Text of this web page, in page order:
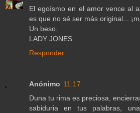
El egoísmo en el amor vence al
es que no sé ser más original...
Un beso.
LADY JONES
Responder
Anónimo 11:17
Duna tu rima es preciosa,
sabiduria en tus palabras,